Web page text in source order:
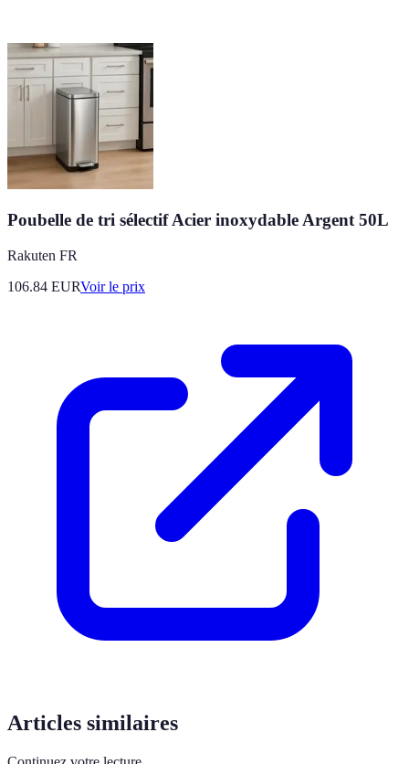
Poubelle de tri sélectif Acier inoxydable Argent 50L
Rakuten FR
106.84 EURVoir le prix
Articles similaires